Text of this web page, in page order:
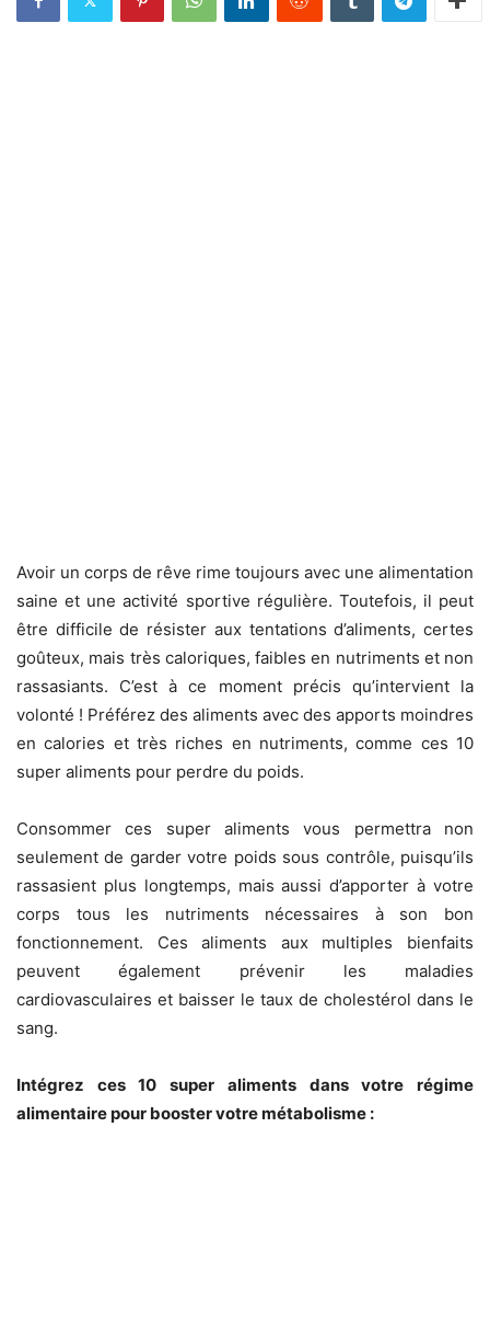
Avoir un corps de rêve rime toujours avec une alimentation
saine et une activité sportive régulière. Toutefois, il peut
être difficile de résister aux tentations d’aliments, certes
goûteux, mais très caloriques, faibles en nutriments et non
rassasiants. C’est à ce moment précis qu’intervient la
volonté ! Préférez des aliments avec des apports moindres
en calories et très riches en nutriments, comme ces 10
super aliments pour perdre du poids.
Consommer ces super aliments vous permettra non
seulement de garder votre poids sous contrôle, puisqu’ils
rassasient plus longtemps, mais aussi d’apporter à votre
corps tous les nutriments nécessaires à son bon
fonctionnement. Ces aliments aux multiples bienfaits
peuvent également prévenir les maladies
cardiovasculaires et baisser le taux de cholestérol dans le
sang.
Intégrez ces 10 super aliments dans votre régime
alimentaire pour booster votre métabolisme :